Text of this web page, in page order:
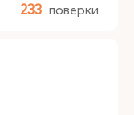
233 поверки